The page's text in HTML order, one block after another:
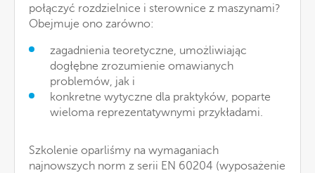
połączyć rozdzielnice i sterownice z maszynami?
Obejmuje ono zarówno:
zagadnienia teoretyczne, umożliwiając
dogłębne zrozumienie omawianych
problemów, jak i
konkretne wytyczne dla praktyków, poparte
wieloma reprezentatywnymi przykładami.
Szkolenie oparliśmy na wymaganiach
najnowszych norm z serii EN 60204 (wyposażenie